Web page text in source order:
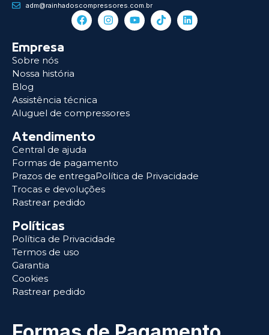
adm@rainhadoscompressores.com.br
Empresa
Sobre nós
Nossa história
Blog
Assistência técnica
Aluguel de compressores
Atendimento
Central de ajuda
Formas de pagamento
Prazos de entregaPolítica de Privacidade
Trocas e devoluções
Rastrear pedido
Políticas
Política de Privacidade
Termos de uso
Garantia
Cookies
Rastrear pedido